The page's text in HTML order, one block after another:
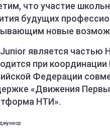
что участие
будущих
новые
является частью
при
Федерации
«Движения
НТИ».